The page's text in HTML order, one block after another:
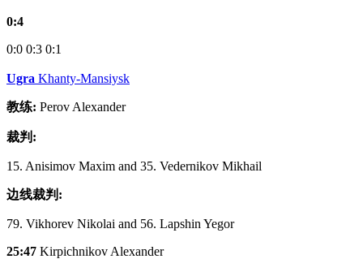
0:4
0:0 0:3 0:1
Ugra Khanty-Mansiysk
教练: Perov Alexander
裁判:
15. Anisimov Maxim and 35. Vedernikov Mikhail
边线裁判:
79. Vikhorev Nikolai and 56. Lapshin Yegor
25:47 Kirpichnikov Alexander